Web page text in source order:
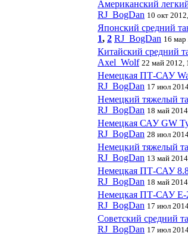
Американский
RJ_BogDan 10 окт
Японский средний
1, 2 RJ_BogDan 16
Китайский средний
Axel_Wolf 22 май 2012,
Немецкая ПТ-САУ
RJ_BogDan 17 июл
Немецкий тяжелый
RJ_BogDan 18 май
Немецкая САУ GW
RJ_BogDan 28 июл
Немецкий тяжелый
RJ_BogDan 13 май
Немецкая ПТ-САУ 8.8
RJ_BogDan 18 май
Немецкая ПТ-САУ E-
RJ_BogDan 17 июл
Советский средний
RJ_BogDan 17 июл